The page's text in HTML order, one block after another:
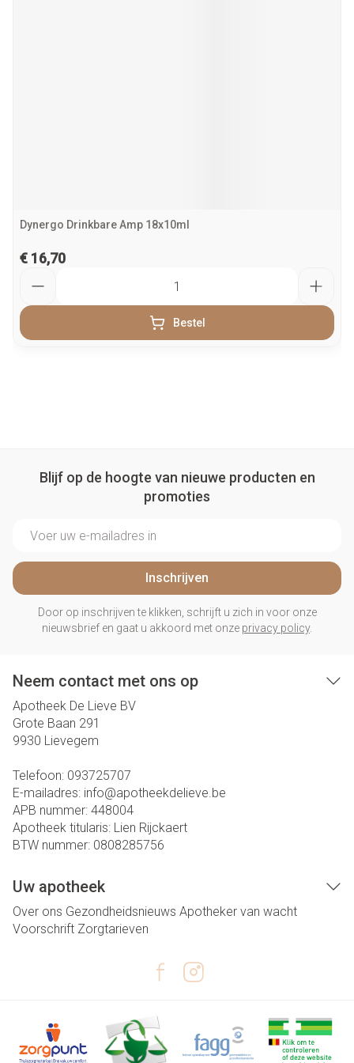
Dynergo Drinkbare Amp 18x10ml
€ 16,70
Bestel
Blijf op de hoogte van nieuwe producten en
promoties
Inschrijven
Door op inschrijven te klikken, schrijft u zich in voor onze
nieuwsbrief en gaat u akkoord met onze privacy policy.
Neem contact met ons op
Apotheek De Lieve BV
Grote Baan 291
9930 Lievegem
Telefoon: 093725707
E-mailadres: info@apotheekdelieve.be
APB nummer: 448004
Apotheek titularis: Lien Rijckaert
BTW nummer: 0808285756
Uw apotheek
Over ons Gezondheidsnieuws Apotheker van wacht
Voorschrift Zorgtarieven